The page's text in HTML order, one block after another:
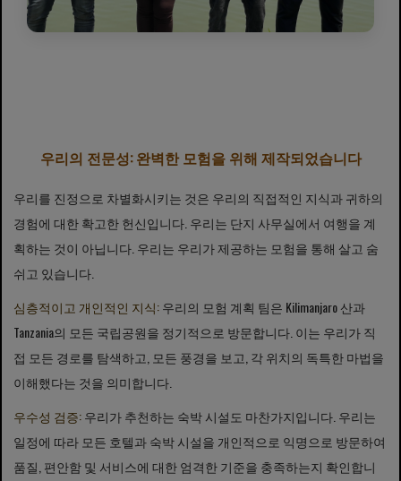
우리의 전문성: 완벽한 모험을 위해 제작되었습니다
우리를 진정으로 차별화시키는 것은 우리의 직접적인 지식과 귀하의
경험에 대한 확고한 헌신입니다. 우리는 단지 사무실에서 여행을 계
획하는 것이 아닙니다. 우리는 우리가 제공하는 모험을 통해 살고 숨
쉬고 있습니다.
심층적이고 개인적인 지식:우리의 모험 계획 팀은 Kilimanjaro 산과
Tanzania의 모든 국립공원을 정기적으로 방문합니다. 이는 우리가 직
접 모든 경로를 탐색하고, 모든 풍경을 보고, 각 위치의 독특한 마법을
이해했다는 것을 의미합니다.
우수성 검증:우리가 추천하는 숙박 시설도 마찬가지입니다. 우리는
일정에 따라 모든 호텔과 숙박 시설을 개인적으로 익명으로 방문하여
품질, 편안함 및 서비스에 대한 엄격한 기준을 충족하는지 확인합니